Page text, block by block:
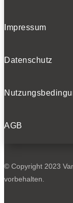
Impressum
Datenschutz
AGB
© Copyright 2023
vorbehalten.